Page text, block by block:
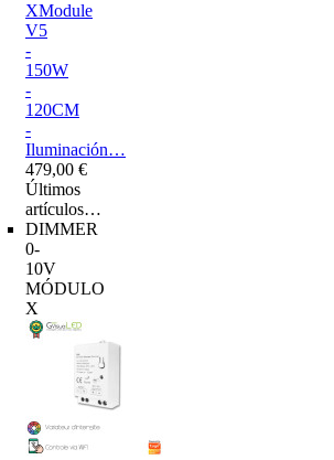
XModule
V5
-
150W
-
120CM
-
Iluminación…
479,00 €
Últimos
artículos…
DIMMER
0-
10V
MÓDULO
X